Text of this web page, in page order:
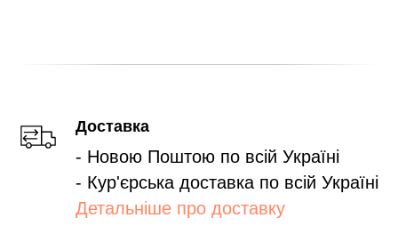
Доставка
- Новою Поштою по всій Україні
- Кур'єрська доставка по всій Україні
Детальніше про доставку